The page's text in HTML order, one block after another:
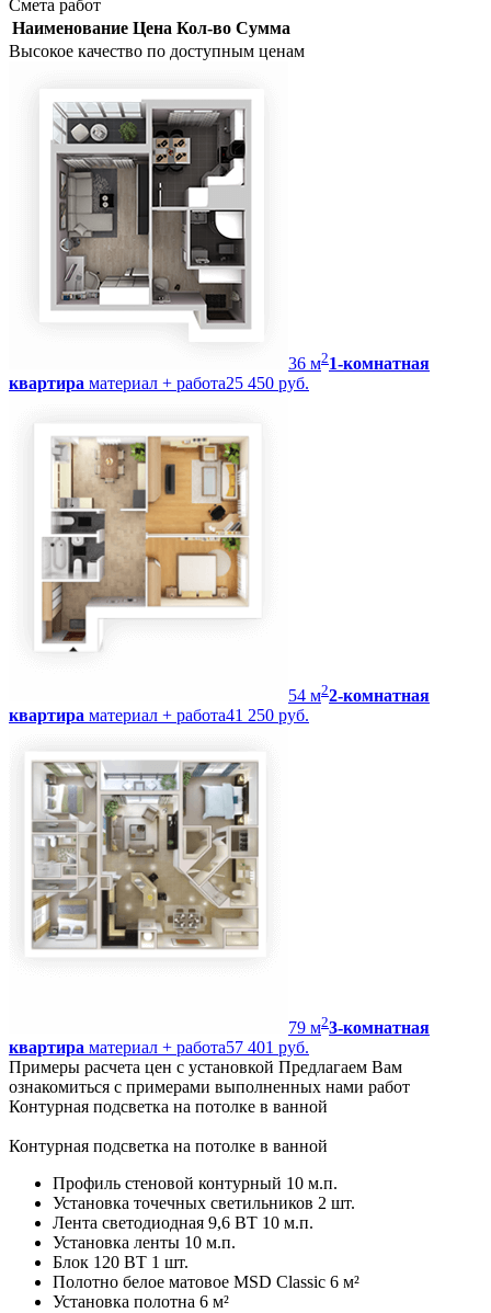
Смета работ
Наименование Цена Кол-во Сумма
Высокое качество по доступным ценам
36 м21-комнатная
квартира материал + работа25 450 руб.
54 м22-комнатная
квартира материал + работа41 250 руб.
79 м23-комнатная
квартира материал + работа57 401 руб.
Примеры расчета цен с установкой Предлагаем Вам
ознакомиться с примерами выполненных нами работ
Контурная подсветка на потолке в ванной
Контурная подсветка на потолке в ванной
Профиль стеновой контурный 10 м.п.
Установка точечных светильников 2 шт.
Лента светодиодная 9,6 ВТ 10 м.п.
Установка ленты 10 м.п.
Блок 120 ВТ 1 шт.
Полотно белое матовое MSD Classic 6 м²
Установка полотна 6 м²